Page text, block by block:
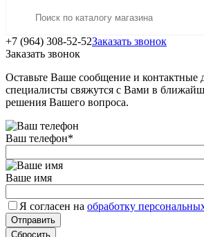
+7 (964) 308-52-52Заказать звонок
Заказать звонок
Оставьте Ваше сообщение и
специалисты свяжутся с Вами в
решения Вашего вопроса.
Ваш телефон*
Ваше имя
Я согласен на обработку